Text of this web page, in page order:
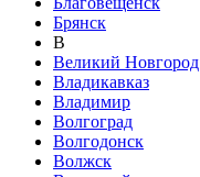
Брянск
В
Великий Новгород
Владикавказ
Владимир
Волгоград
Волгодонск
Волжск